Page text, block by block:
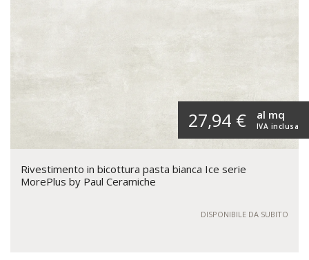
27,94 € IVA inclusa
al mq
Rivestimento in bicottura pasta bianca Ice serie
MorePlus by Paul Ceramiche
DISPONIBILE DA SUBITO